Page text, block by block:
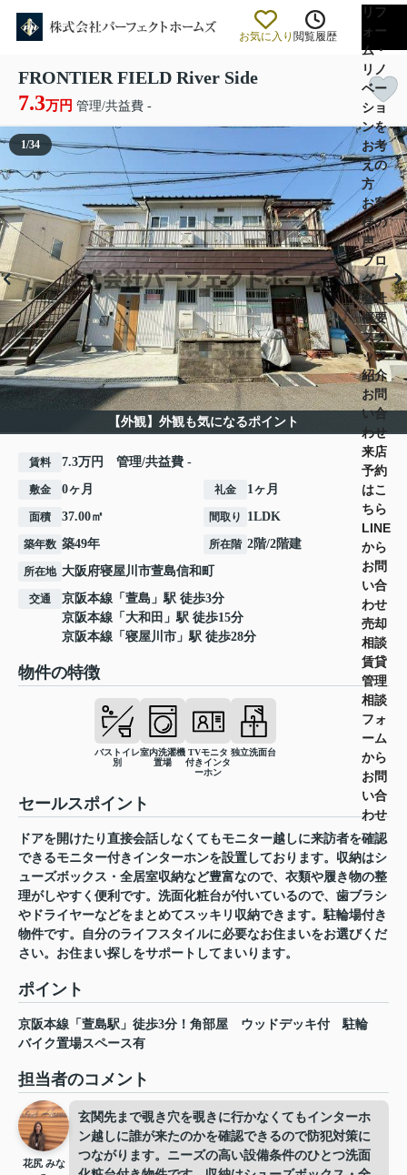
お気に入り 閲覧履歴
リフ
ォー
ム・
リノ
ベー
ショ
ンを
お考
えの
方
お客
様の
声
ブロ
グ
会社
概要
スタ
ッフ
紹介
お問
い合
わせ
来店
予約
はこ
ちら
LINE
から
お問
い合
わせ
売却
相談
賃貸
管理
相談
フォ
ーム
から
お問
い合
わせ
FRONTIER FIELD River Side
7.3万円 管理/共益費 -
【外観】外観も気になるポイント
1/34
賃料 7.3万円 管理/共益費 -
敷金 0ヶ月 礼金 1ヶ月
面積 37.00㎡ 間取り 1LDK
築年数 築49年 所在階 2階/2階建
所在地 大阪府寝屋川市萱島信和町
交通 京阪本線 「 萱島 」駅 徒歩3分
京阪本線 「 大和田 」駅 徒歩15分
京阪本線 「 寝屋川市 」駅 徒歩28分
物件の特徴
バストイレ
別
室内洗濯機
置場
TVモニタ
付きインタ
ーホン
独立洗面台
セールスポイント
ドアを開けたり直接会話しなくてもモニター越しに来訪者を確認
できるモニター付きインターホンを設置しております。収納はシ
ューズボックス・全居室収納など豊富なので、衣類や履き物の整
理がしやすく便利です。洗面化粧台が付いているので、歯ブラシ
やドライヤーなどをまとめてスッキリ収納できます。駐輪場付き
物件です。自分のライフスタイルに必要なお住まいをお選びくだ
さい。お住まい探しをサポートしてまいります。
ポイント
京阪本線「萱島駅」徒歩3分！角部屋 ウッドデッキ付
駐輪
バイク置場スペース有
担当者のコメント
花尻 みな
玄関先まで覗き穴を覗きに行かなくてもインターホ
ン越しに誰が来たのかを確認できるので防犯対策に
つながります。ニーズの高い設備条件のひとつ洗面